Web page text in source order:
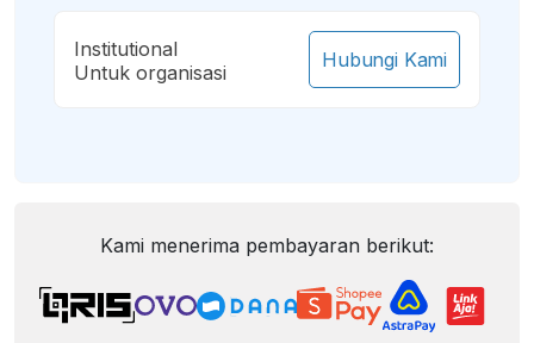
Institutional
Untuk organisasi
Hubungi Kami
Kami menerima pembayaran berikut: